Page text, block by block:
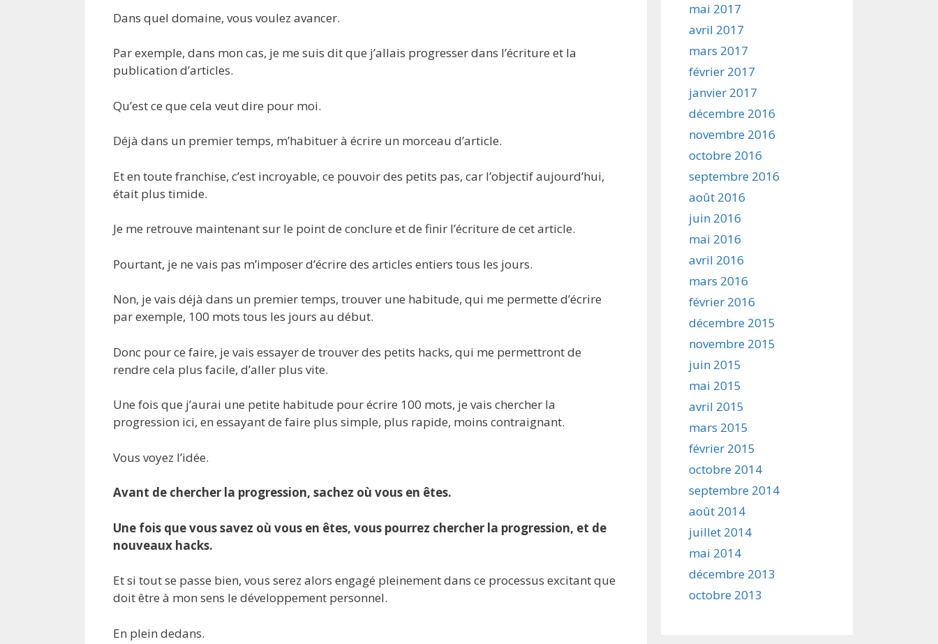
Dans quel domaine, vous voulez avancer.
Par exemple, dans mon cas, je me suis dit que j’allais progresser dans l’écriture et la
publication d’articles.
Qu’est ce que cela veut dire pour moi.
Déjà dans un premier temps, m’habituer à écrire un morceau d’article.
Et en toute franchise, c’est incroyable, ce pouvoir des petits pas, car l’objectif aujourd’hui,
était plus timide.
Je me retrouve maintenant sur le point de conclure et de finir l’écriture de cet article.
Pourtant, je ne vais pas m’imposer d’écrire des articles entiers tous les jours.
Non, je vais déjà dans un premier temps, trouver une habitude, qui me permette d’écrire
par exemple, 100 mots tous les jours au début.
Donc pour ce faire, je vais essayer de trouver des petits hacks, qui me permettront de
rendre cela plus facile, d’aller plus vite.
Une fois que j’aurai une petite habitude pour écrire 100 mots, je vais chercher la
progression ici, en essayant de faire plus simple, plus rapide, moins contraignant.
Vous voyez l’idée.
Avant de chercher la progression, sachez où vous en êtes.
Une fois que vous savez où vous en êtes, vous pourrez chercher la progression, et de
nouveaux hacks.
Et si tout se passe bien, vous serez alors engagé pleinement dans ce processus excitant que
doit être à mon sens le développement personnel.
En plein dedans.
mai 2017
avril 2017
mars 2017
février 2017
janvier 2017
décembre 2016
novembre 2016
octobre 2016
septembre 2016
août 2016
juin 2016
mai 2016
avril 2016
mars 2016
février 2016
décembre 2015
novembre 2015
juin 2015
mai 2015
avril 2015
mars 2015
février 2015
octobre 2014
septembre 2014
août 2014
juillet 2014
mai 2014
décembre 2013
octobre 2013